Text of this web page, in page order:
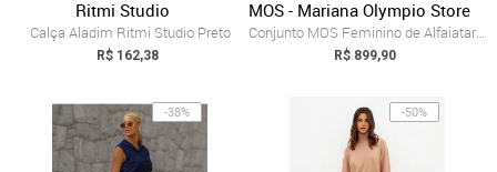
Ritmi Studio
Calça Aladim Ritmi Studio Preto
R$ 162,38
MOS - Mariana Olympio Store
Conjunto MOS Feminino de Alfaiataria com...
R$ 899,90
-38% -50%